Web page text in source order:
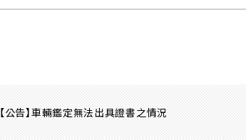
【公告】車輛鑑定無法出具證書之情況